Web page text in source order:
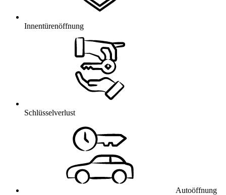
Innentürenöffnung
Schlüsselverlust
Autoöffnung